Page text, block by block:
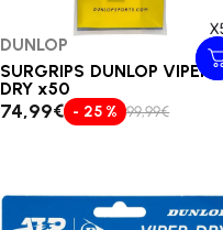
Distributeur:
DUNLOP
SURGRIPS DUNLOP VIPER-
DRY x50
74,99€ - 25 % 99,99€